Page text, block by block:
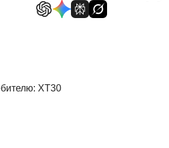
XT30